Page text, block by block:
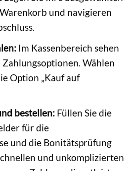
und navigieren
Im Kassenbereich sehen
Zahlungsoptionen. Wählen
Option „Kauf auf
bestellen:Füllen Sie die
für die
und die Bonitätsprüfung
und unkomplizierten